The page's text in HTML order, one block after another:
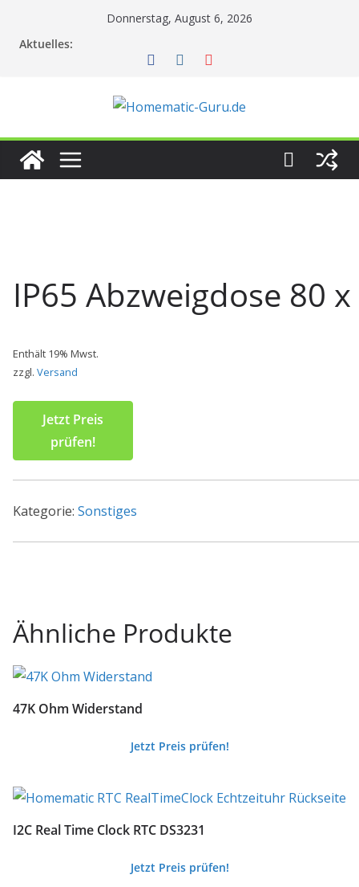
Donnerstag, August 6, 2026
Aktuelles:
IP65 Abzweigdose 80
Enthält 19% Mwst.
zzgl. Versand
Jetzt Preis
prüfen!
Kategorie: Sonstiges
Ähnliche Produkte
47K Ohm Widerstand
Jetzt Preis prüfen!
I2C Real Time Clock RTC DS3231
Jetzt Preis prüfen!